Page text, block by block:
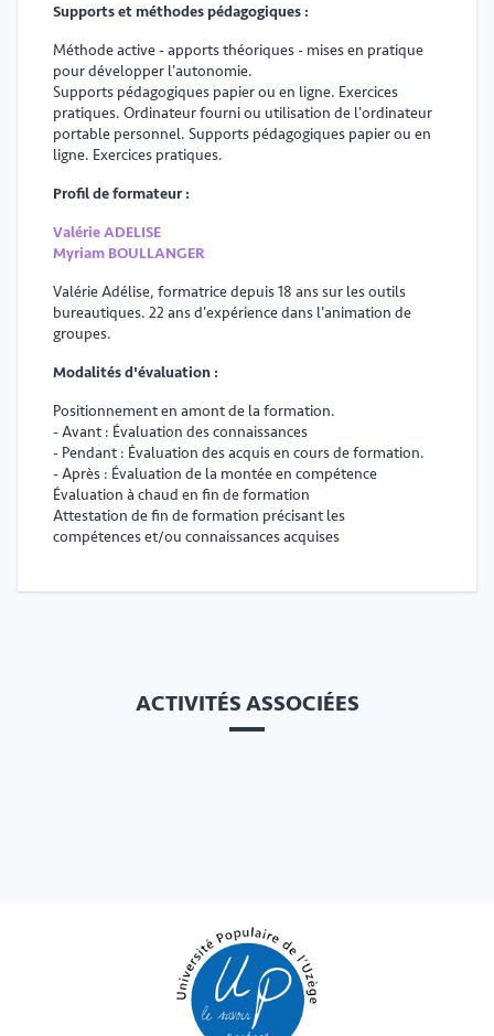
Supports et méthodes pédagogiques :
Méthode active - apports théoriques - mises en pratique
pour développer l'autonomie.
Supports pédagogiques papier ou en ligne. Exercices
pratiques. Ordinateur fourni ou utilisation de l'ordinateur
portable personnel. Supports pédagogiques papier ou en
ligne. Exercices pratiques.
Profil de formateur :
Valérie ADELISE
Myriam BOULLANGER
Valérie Adélise, formatrice depuis 18 ans sur les outils
bureautiques. 22 ans d'expérience dans l'animation de
groupes.
Modalités d'évaluation :
Positionnement en amont de la formation.
- Avant : Évaluation des connaissances
- Pendant : Évaluation des acquis en cours de formation.
- Après : Évaluation de la montée en compétence
Évaluation à chaud en fin de formation
Attestation de fin de formation précisant les
compétences et/ou connaissances acquises
ACTIVITÉS ASSOCIÉES